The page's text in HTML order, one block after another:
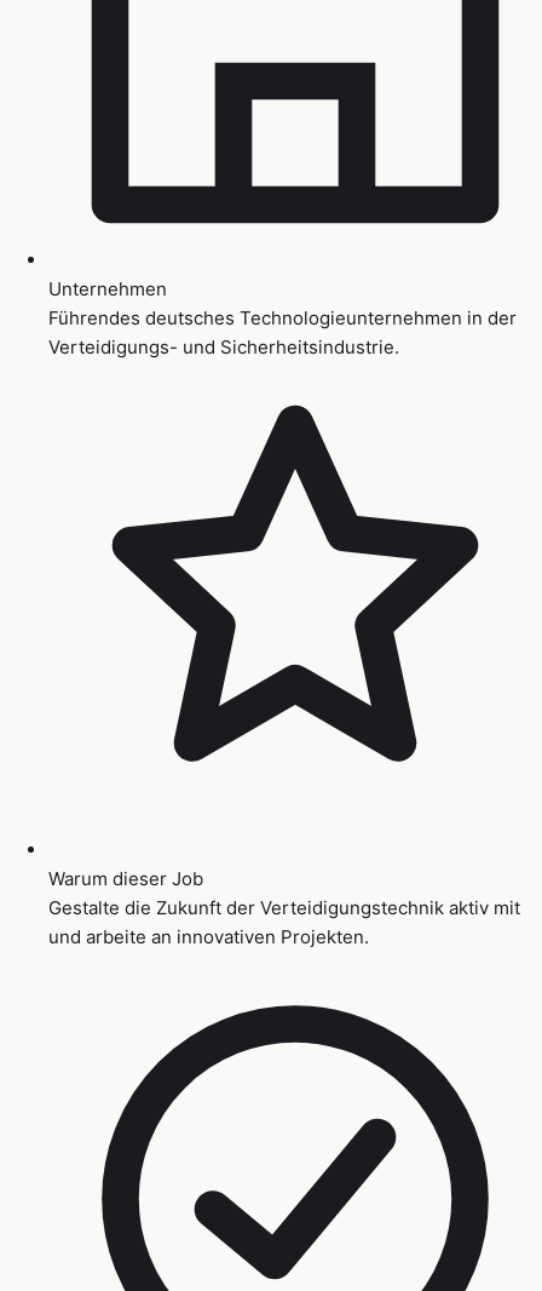
Unternehmen
Führendes deutsches Technologieunternehmen in der
Verteidigungs- und Sicherheitsindustrie.
Warum dieser Job
Gestalte die Zukunft der Verteidigungstechnik aktiv mit
und arbeite an innovativen Projekten.